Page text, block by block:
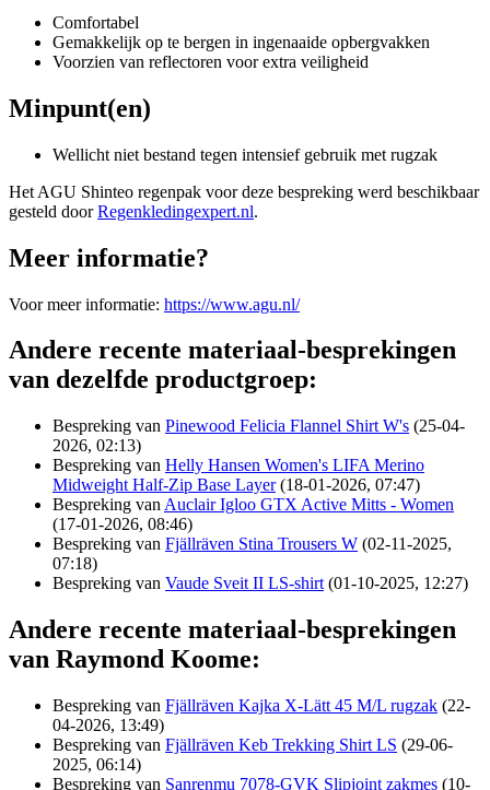
Comfortabel
Gemakkelijk op te bergen in ingenaaide opbergvakken
Voorzien van reflectoren voor extra veiligheid
Minpunt(en)
Wellicht niet bestand tegen intensief gebruik met rugzak
Het AGU Shinteo regenpak voor deze bespreking werd beschikbaar
gesteld doorRegenkledingexpert.nl.
Meer informatie?
Voor meer informatie: https://www.agu.nl/
Andere recente materiaal-besprekingen
van dezelfde productgroep:
Bespreking van Pinewood Felicia Flannel Shirt W's (25-04-
2026, 02:13)
Bespreking van Helly Hansen Women's LIFA Merino
Midweight Half-Zip Base Layer (18-01-2026, 07:47)
Bespreking van Auclair Igloo GTX Active Mitts - Women
(17-01-2026, 08:46)
Bespreking van Fjällräven Stina Trousers W (02-11-2025,
07:18)
Bespreking van Vaude Sveit II LS-shirt (01-10-2025, 12:27)
Andere recente materiaal-besprekingen
van Raymond Koome:
Bespreking van Fjällräven Kajka X-Lätt 45 M/L rugzak (22-
04-2026, 13:49)
Bespreking van Fjällräven Keb Trekking Shirt LS (29-06-
2025, 06:14)
Bespreking van Sanrenmu 7078-GVK Slipjoint zakmes (10-